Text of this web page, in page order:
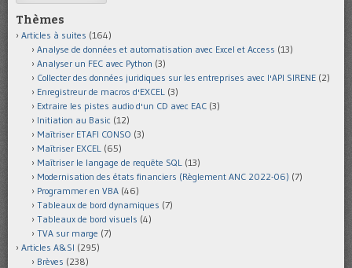
Thèmes
Articles à suites (164)
Analyse de données et automatisation avec Excel et Access (13)
Analyser un FEC avec Python (3)
Collecter des données juridiques sur les entreprises avec l'API SIRENE (2)
Enregistreur de macros d'EXCEL (3)
Extraire les pistes audio d'un CD avec EAC (3)
Initiation au Basic (12)
Maîtriser ETAFI CONSO (3)
Maîtriser EXCEL (65)
Maîtriser le langage de requête SQL (13)
Modernisation des états financiers (Règlement ANC 2022-06) (7)
Programmer en VBA (46)
Tableaux de bord dynamiques (7)
Tableaux de bord visuels (4)
TVA sur marge (7)
Articles A&SI (295)
Brèves (238)